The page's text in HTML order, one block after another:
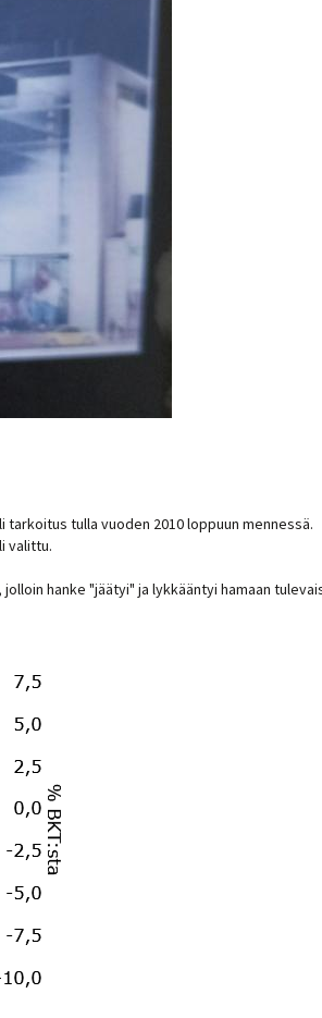
tulla vuoden 2010 loppuun mennessä.
valittu.
hanke "jäätyi" ja lykkääntyi hamaan